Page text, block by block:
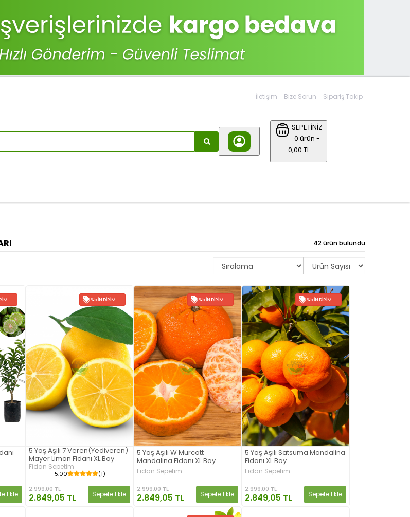
İletişim Bize Sorun Sipariş Takip
SEPETİNİZ
0 ürün -
0,00 TL
42 ürün bulundu
Ekle
%5 İNDIRIM
5 Yaş Aşılı 7 Veren(Yediveren)
Mayer Limon Fidanı XL Boy
Fidan Sepetim
5.00
(1)
2.999,00 TL
2.849,05 TL Sepete Ekle
%5 İNDIRIM
5 Yaş Aşılı W Murcott
Mandalina Fidanı XL Boy
Fidan Sepetim
2.999,00 TL
2.849,05 TL Sepete Ekle
%5 İNDIRIM
5 Yaş Aşılı Satsuma Mandalina
Fidanı XL Boy
Fidan Sepetim
2.999,00 TL
2.849,05 TL Sepete Ekle